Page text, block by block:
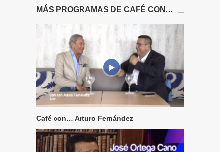
MÁS PROGRAMAS DE CAFÉ CON…
Café con… Arturo Fernández